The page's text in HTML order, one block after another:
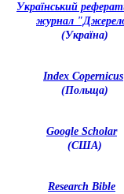
Український
журнал
(Україна)
Index Copernicus
(Польща)
Google Scholar
(США)
Research Bible